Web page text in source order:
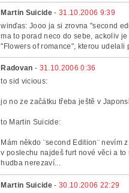
Martin Suicide -31.10.2006 9:39
winďas: Jooo ja si zrovna "second
ma to porad neco do sebe, ackoliv
"Flowers of romance", kterou udelali
Radovan - 31.10.2006 0:36
to sid vicious:
jo no ze začátku třeba ještě v
to Martin Suicide:
Mám někdo ¨second Edition¨ nevím
v poslechu najdeš furt nové věci a
hudba nerezaví...
Martin Suicide -30.10.2006 22:29